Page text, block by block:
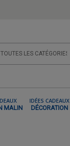
MALIN
IDÉES CADEAUX
DÉCORATION